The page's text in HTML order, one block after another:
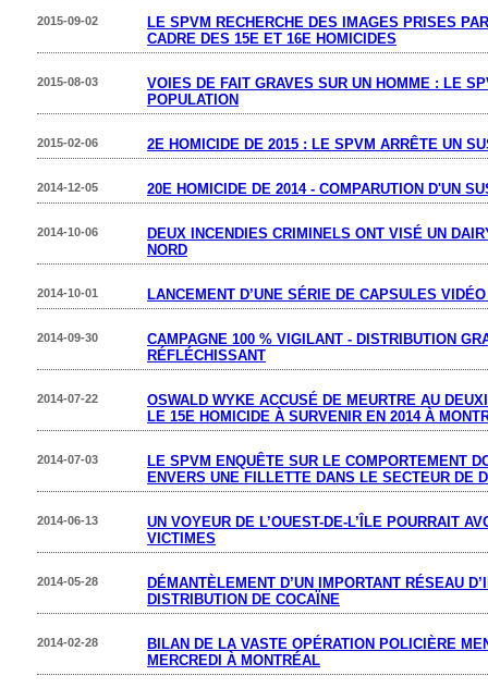
LE SPVM RECHERCHE DES IMAGES PRISES
CADRE DES 15E ET 16E HOMICIDES
2015-09-02
VOIES DE FAIT GRAVES SUR UN HOMME : LE
POPULATION
2015-08-03
2E HOMICIDE DE 2015 : LE SPVM ARRÊTE UN
2015-02-06
20E HOMICIDE DE 2014 - COMPARUTION D'UN
2014-12-05
DEUX INCENDIES CRIMINELS ONT VISÉ UN
NORD
2014-10-06
LANCEMENT D’UNE SÉRIE DE CAPSULES
2014-10-01
CAMPAGNE 100 % VIGILANT - DISTRIBUTION
RÉFLÉCHISSANT
2014-09-30
OSWALD WYKE ACCUSÉ DE MEURTRE AU
LE 15E HOMICIDE À SURVENIR EN 2014 À
2014-07-22
LE SPVM ENQUÊTE SUR LE COMPORTEMENT
ENVERS UNE FILLETTE DANS LE SECTEUR DE
2014-07-03
UN VOYEUR DE L’OUEST-DE-L’ÎLE POURRAIT
VICTIMES
2014-06-13
DÉMANTÈLEMENT D’UN IMPORTANT RÉSEAU
DISTRIBUTION DE COCAÏNE
2014-05-28
BILAN DE LA VASTE OPÉRATION POLICIÈRE
MERCREDI À MONTRÉAL
2014-02-28